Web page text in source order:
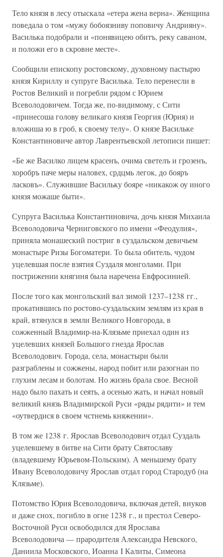
Тело князя в лесу отыскала «етера жена верна». Женщина
поведала о том «мужу бобоязниву поповичу Андрияну».
Василька подобрали и «понявицею обитъ, реку саваном,
и положи его в скровне месте».
Сообщили епископу ростовскому, духовному пастырю
князя Кириллу и супруге Василька. Тело перенесли в
Ростов Великий и погребли рядом с Юрием
Всеволодовичем. Тогда же, по-видимому, с Сити
«принесоша голову великаго князя Георгия (Юрия) и
вложиша ю в гроб, к своему телу». О князе Васильке
Константиновиче автор Лаврентьевской летописи пишет:
«Бе же Василко лицем красенъ, очима светелъ и грозенъ,
хоробръ паче меры наловех, срдцмь легок, до бояръ
ласковъ». Служившие Васильку бояре «никакож оу иного
князя можаше быти».
Супруга Василька Константиновича, дочь князя Михаила
Всеволодовича Черниговского по имени «Феодулия»,
приняла монашеский постриг в суздальском девичьем
монастыре Ризы Богоматери. То была обитель, чудом
уцелевшая после взятия Суздаля монголами. При
пострижении княгиня была наречена Евфросинией.
После того как монгольский вал зимой 1237–1238 гг.,
прокатившись по ростово-суздальским землям из края в
край, втянулся в земли Великого Новгорода, в
сожженный Владимир-на-Клязьме приехал один из
уцелевших князей Большого гнезда Ярослав
Всеволодович. Города, села, монастыри были
разграблены и сожжены, народ побит или разогнан по
глухим лесам и болотам. Но жизнь брала свое. Весной
надо было пахать и сеять, а осенью жать, и начал новый
великий князь Владимирской Руси «ряды рядити» и тем
«оутвердися в своем чстнемь княжении».
В том же 1238 г. Ярослав Всеволодович отдал Суздаль
уцелевшему в битве на Сити брату Святославу
(владевшему Юрьевом-Польским). А меньшему брату
Ивану Всеволодовичу Ярослав отдал город Стародуб (на
Клязьме).
Потомство Юрия Всеволодовича, включая детей, внуков
и даже снох, погибло в огне 1238 г., и престол Северо-
Восточной Руси освободился для Ярослава
Всеволодовича — прародителя Александра Невского,
Даниила Московского, Иоанна I Калиты, Симеона